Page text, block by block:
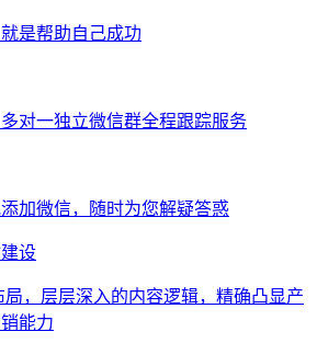
是帮助自己成功
对一独立微信群全程跟踪服务
加微信，随时为您解疑答惑
设
，层层深入的内容逻辑，精确凸显产
能力